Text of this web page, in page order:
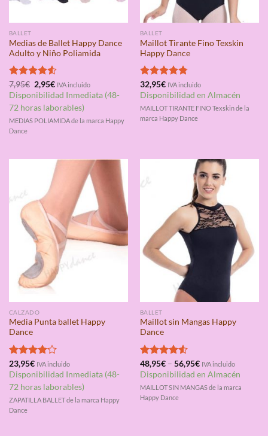
BALLET
Medias de Ballet Happy Dance
Adulto y Niño Poliamida
Valorado
con4.50
de 5
7,95€ El
precio
original
era:
2,95€El
precio
actual
es:
IVA incluido
Disponibilidad Inmediata (48-
72 horas laborables)
MEDIAS POLIAMIDA de la marca Happy
Dance
BALLET
Maillot Tirante Fino Texskin
Happy Dance
Valorado
con4.75
32,95€ IVA incluido
Disponibilidad en Almacén
MAILLOT TIRANTE FINO Texskin de la
marca Happy Dance
CALZADO
Media Punta ballet Happy
Dance
Valorado
con4.00
de 5
23,95€ IVA incluido
Disponibilidad Inmediata (48-
72 horas laborables)
ZAPATILLA BALLET de la marca Happy
Dance
BALLET
Maillot sin Mangas Happy
Dance
Valorado
con4.50
48,95€– 56,95€ IVA incluido
Disponibilidad en Almacén
MAILLOT SIN MANGAS de la marca
Happy Dance